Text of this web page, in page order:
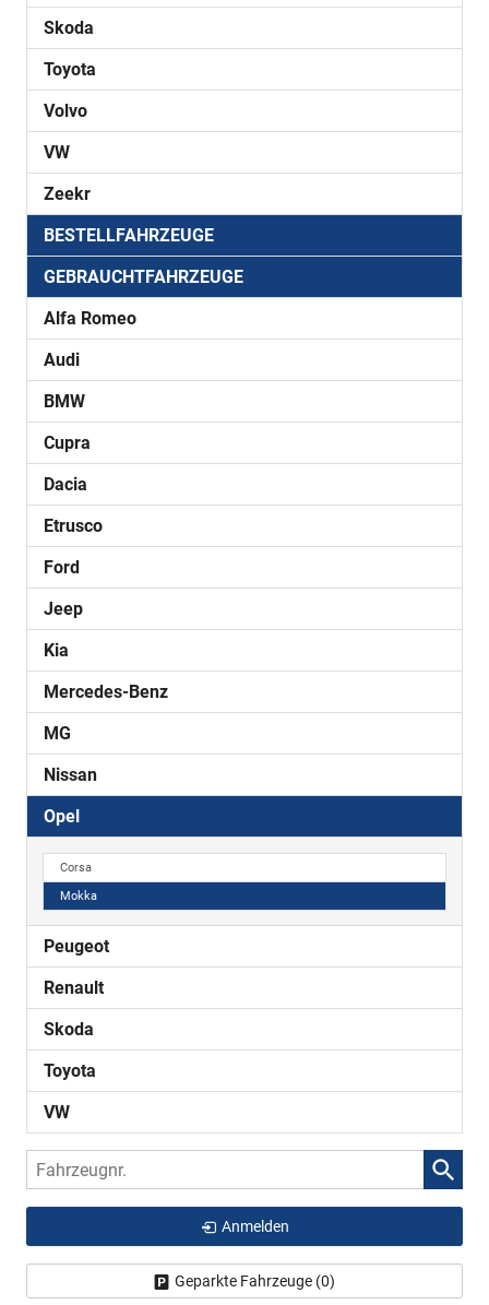
Skoda
Toyota
Volvo
VW
Zeekr
BESTELLFAHRZEUGE
GEBRAUCHTFAHRZEUGE
Alfa Romeo
Audi
BMW
Cupra
Dacia
Etrusco
Ford
Jeep
Kia
Mercedes-Benz
MG
Nissan
Opel
Corsa
Mokka
Peugeot
Renault
Skoda
Toyota
VW
Fahrzeugnr.
Anmelden
Geparkte Fahrzeuge (0)